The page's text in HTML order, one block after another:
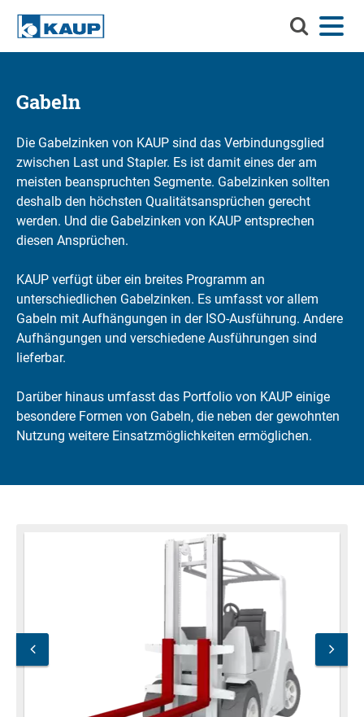
Sie
Suchen
Menü
Sprache
Kontakt Login
Service
Info-Center
Unternehmen
Karriere
Gabeln
Die Gabelzinken von KAUP sind das Verbindungsglied
zwischen Last und Stapler. Es ist damit eines der am
meisten beanspruchten Segmente. Gabelzinken sollten
deshalb den höchsten Qualitätsansprüchen gerecht
werden. Und die Gabelzinken von KAUP entsprechen
diesen Ansprüchen.
KAUP verfügt über ein breites Programm an
unterschiedlichen Gabelzinken. Es umfasst vor allem
Gabeln mit Aufhängungen in der ISO-Ausführung. Andere
Aufhängungen und verschiedene Ausführungen sind
lieferbar.
Darüber hinaus umfasst das Portfolio von KAUP einige
besondere Formen von Gabeln, die neben der gewohnten
Nutzung weitere Einsatzmöglichkeiten ermöglichen.